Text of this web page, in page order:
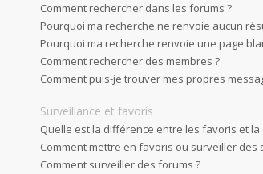
Comment rechercher dans les forums ?
Pourquoi ma recherche ne renvoie aucun
Pourquoi ma recherche renvoie une page
Comment rechercher des membres ?
Comment puis-je trouver mes propres
Surveillance et favoris
Quelle est la différence entre les favoris et la
Comment mettre en favoris ou surveiller des
Comment surveiller des forums ?